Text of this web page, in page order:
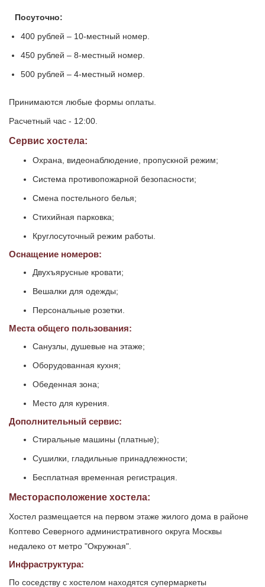
Посуточно:
400 рублей – 10-местный номер.
450 рублей – 8-местный номер.
500 рублей – 4-местный номер.
Принимаются любые формы оплаты.
Расчетный час - 12:00.
Сервис хостела:
Охрана, видеонаблюдение, пропускной режим;
Система противопожарной безопасности;
Смена постельного белья;
Стихийная парковка;
Круглосуточный режим работы.
Оснащение номеров:
Двухъярусные кровати;
Вешалки для одежды;
Персональные розетки.
Места общего пользования:
Санузлы, душевые на этаже;
Оборудованная кухня;
Обеденная зона;
Место для курения.
Дополнительный сервис:
Стиральные машины (платные);
Сушилки, гладильные принадлежности;
Бесплатная временная регистрация.
Месторасположение хостела:
Хостел размещается на первом этаже жилого дома в районе
Коптево Северного административного округа Москвы
недалеко от метро "Окружная".
Инфраструктура:
По соседству с хостелом находятся супермаркеты